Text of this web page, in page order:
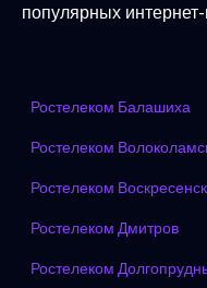
популярных
Ростелеком Балашиха
Ростелеком
Ростелеком Воскресенск
Ростелеком Дмитров
Ростелеком